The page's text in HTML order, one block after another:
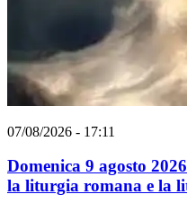
07/08/2026 - 17:11
Domenica 9 agosto
la liturgia romana e la